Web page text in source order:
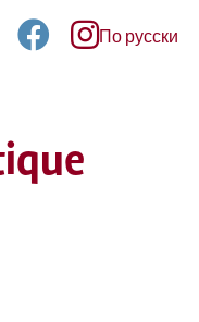
По русски